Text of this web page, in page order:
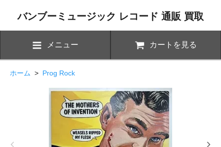
バンブーミュージック レコード 通販 買取
メニュー カートを見る
ホーム > Prog Rock